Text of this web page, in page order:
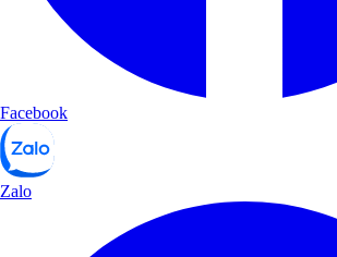
Facebook
Zalo